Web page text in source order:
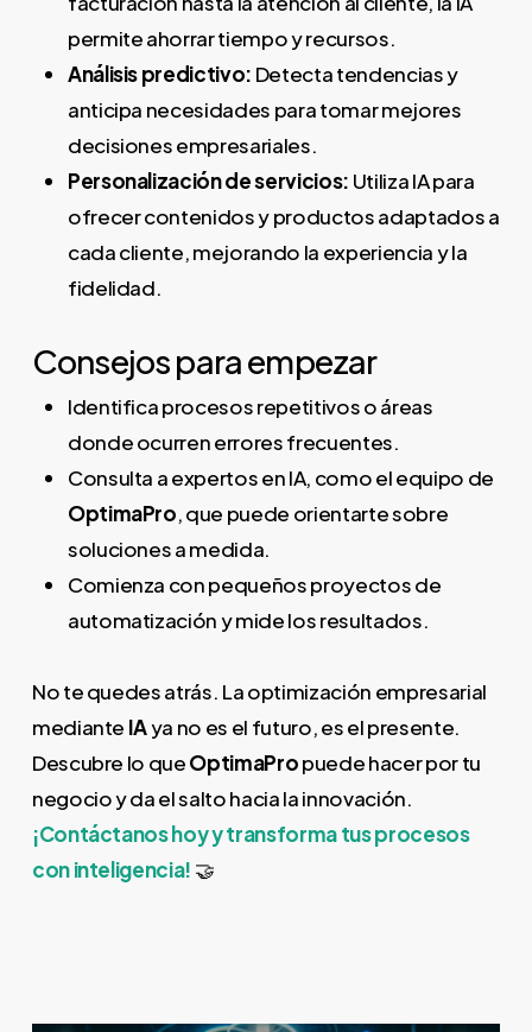
permite ahorrar tiempo y recursos.
Análisis predictivo: Detecta tendencias y
anticipa necesidades para tomar mejores
decisiones empresariales.
Personalización de servicios: Utiliza IA para
ofrecer contenidos y productos adaptados a
cada cliente, mejorando la experiencia y la
fidelidad.
Consejos para empezar
Identifica procesos repetitivos o áreas
donde ocurren errores frecuentes.
Consulta a expertos en IA, como el equipo de
OptimaPro, que puede orientarte sobre
soluciones a medida.
Comienza con pequeños proyectos de
automatización y mide los resultados.
No te quedes atrás. La optimización empresarial
mediante IAya no es el futuro, es el presente.
Descubre lo queOptimaPropuede hacer por tu
negocio y da el salto hacia la innovación.
¡Contáctanos hoy y transforma tus procesos
con inteligencia! 🤝